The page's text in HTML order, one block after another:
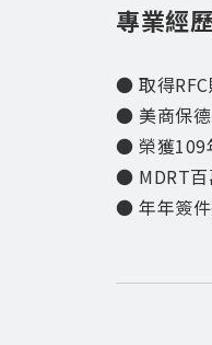
專業經歷
● 取得RFC
● 美商保
● 榮獲109
● MDRT百
● 年年簽件